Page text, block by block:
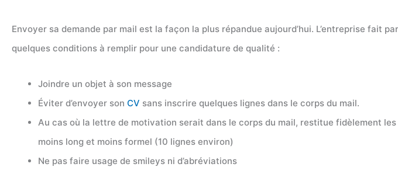
Envoyer sa demande par mail est la façon la plus répandue aujourd’hui. L’entreprise
quelques conditions à remplir pour une candidature de qualité :
Joindre un objet à son message
Éviter d’envoyer son CV sans inscrire quelques lignes dans le corps du mail.
Au cas où la lettre de motivation serait dans le corps du mail, restitue fidèlement
moins long et moins formel (10 lignes environ)
Ne pas faire usage de smileys ni d’abréviations